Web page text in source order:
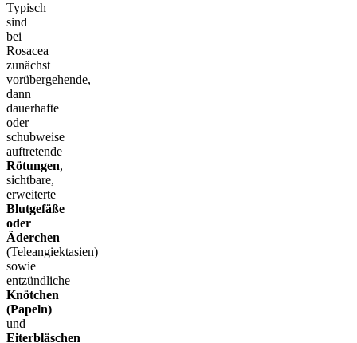
Typisch
sind
bei
Rosacea
zunächst
vorübergehende,
dann
dauerhafte
oder
schubweise
auftretende
Rötungen,
sichtbare,
erweiterte
Blutgefäße
oder
Äderchen
(Teleangiektasien)
sowie
entzündliche
Knötchen
(Papeln)
und
Eiterbläschen